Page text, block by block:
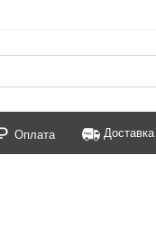
Оплата Доставка